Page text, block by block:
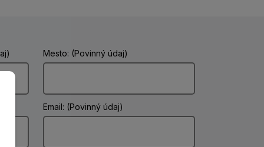
Mesto: (Povinný údaj)
Email: (Povinný údaj)